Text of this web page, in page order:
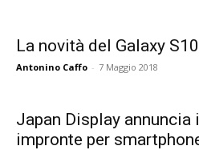
La novità del Galaxy S10
Antonino Caffo - 7 Maggio 2018
Japan Display annuncia
impronte per